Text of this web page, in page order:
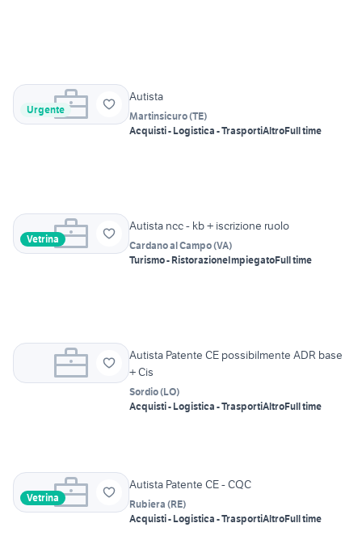
Urgente
Autista
Martinsicuro(TE)
Acquisti - Logistica - TrasportiAltroFull time
Vetrina
Autista ncc - kb + iscrizione ruolo
Cardano al Campo(VA)
Turismo - RistorazioneImpiegatoFull time
Autista Patente CE possibilmente ADR base
+ Cis
Sordio(LO)
Acquisti - Logistica - TrasportiAltroFull time
Vetrina
Autista Patente CE - CQC
Rubiera (RE)
Acquisti - Logistica - TrasportiAltroFull time